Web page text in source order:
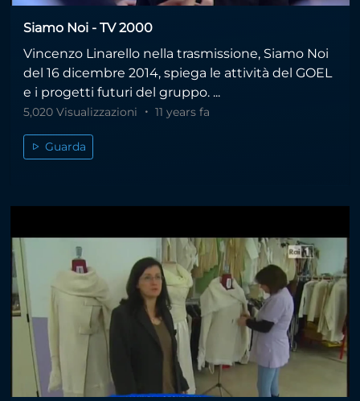
Siamo Noi - TV 2000
Vincenzo Linarello nella trasmissione, Siamo Noi
del 16 dicembre 2014, spiega le attività del GOEL
e i progetti futuri del gruppo. ...
5,020 Visualizzazioni 11 years fa
Guarda